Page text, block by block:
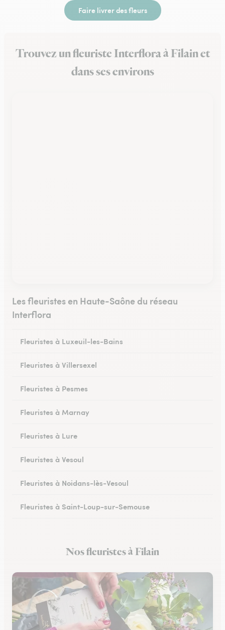
Faire livrer des fleurs
Trouvez un fleuriste Interflora à Filain et
dans ses environs
Les fleuristes en Haute-Saône du réseau
Interflora
Fleuristes à Luxeuil-les-Bains
Fleuristes à Villersexel
Fleuristes à Pesmes
Fleuristes à Marnay
Fleuristes à Lure
Fleuristes à Vesoul
Fleuristes à Noidans-lès-Vesoul
Fleuristes à Saint-Loup-sur-Semouse
Fleuristes à Scey-sur-Saône-et-Saint-Albin
Nos fleuristes à Filain